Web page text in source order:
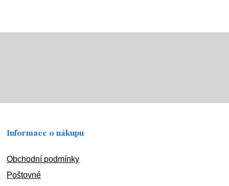
Informace o nákupu
Obchodní podmínky
Poštovné